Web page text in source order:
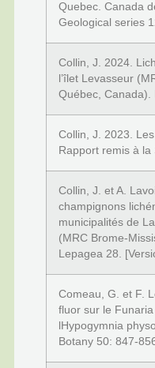
Quebec. Canada
Geological series
Collin, J. 2024.
l’îlet Levasseur
Québec, Canada).
Collin, J. 2023.
Rapport remis à la
Collin, J. et A.
champignons
municipalités de
(MRC Brome-
Lepagea 28.
Comeau, G. et F.
fluor sur le
lHypogymnia
Botany 50: 847-